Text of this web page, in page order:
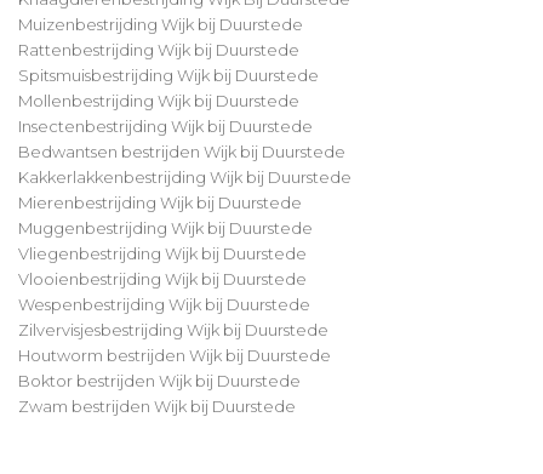
Muizenbestrijding Wijk bij Duurstede
Rattenbestrijding Wijk bij Duurstede
Spitsmuisbestrijding Wijk bij Duurstede
Mollenbestrijding Wijk bij Duurstede
Insectenbestrijding Wijk bij Duurstede
Bedwantsen bestrijden Wijk bij Duurstede
Kakkerlakkenbestrijding Wijk bij Duurstede
Mierenbestrijding Wijk bij Duurstede
Muggenbestrijding Wijk bij Duurstede
Vliegenbestrijding Wijk bij Duurstede
Vlooienbestrijding Wijk bij Duurstede
Wespenbestrijding Wijk bij Duurstede
Zilvervisjesbestrijding Wijk bij Duurstede
Houtworm bestrijden Wijk bij Duurstede
Boktor bestrijden Wijk bij Duurstede
Zwam bestrijden Wijk bij Duurstede